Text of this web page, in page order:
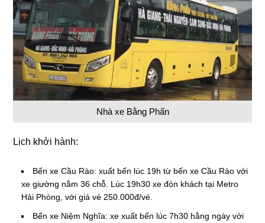
Nhà xe Bằng Phấn
Lịch khởi hành:
Bến xe Cầu Rào: xuất bến lúc 19h từ bến xe Cầu Rào với
xe giường nằm 36 chỗ. Lúc 19h30 xe đón khách tại Metro
Hải Phòng, với giá vé 250.000đ/vé.
Bến xe Niệm Nghĩa: xe xuất bến lúc 7h30 hằng ngày với